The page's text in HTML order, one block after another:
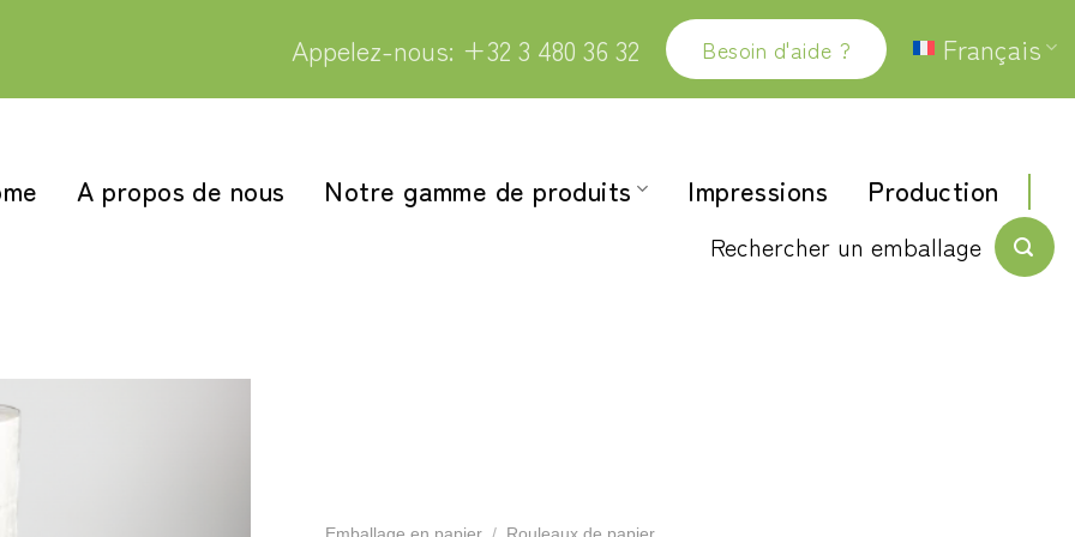
Appelez-nous: +32 3 480 36 32 Besoin d'aide ? Français
A propos de nous Notre gamme de produits Impressions Production
Rechercher un emballage